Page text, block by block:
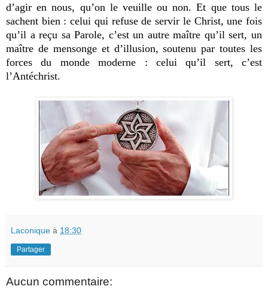
d’agir en nous, qu’on le veuille ou non. Et que tous le
sachent bien : celui qui refuse de servir le Christ, une fois
qu’il a reçu sa Parole, c’est un autre maître qu’il sert, un
maître de mensonge et d’illusion, soutenu par toutes les
forces du monde moderne : celui qu’il sert, c’est
l’Antéchrist.
Laconique à 18:30
Partager
Aucun commentaire: